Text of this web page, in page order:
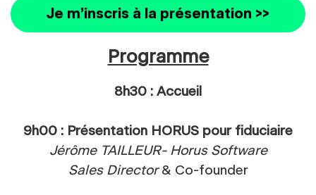
Je m’inscris à la présentation >>
Programme
8h30 : Accueil
9h00 : Présentation HORUS pour fiduciaire
Jérôme TAILLEUR- Horus Software
Sales Director& Co-founder